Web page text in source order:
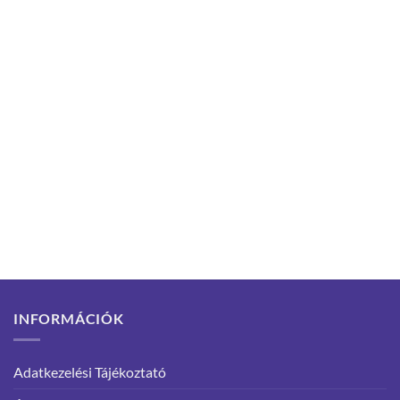
INFORMÁCIÓK
Adatkezelési Tájékoztató